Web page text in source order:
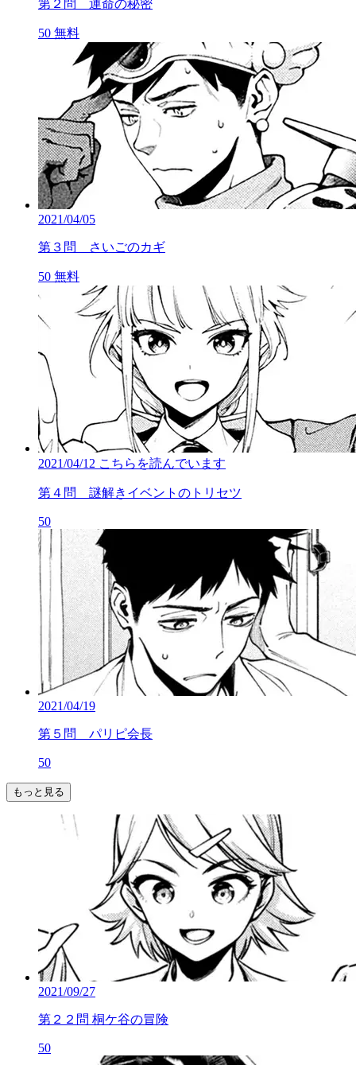
第２問 運命の秘密
50 無料
2021/04/05
第３問 さいごのカギ
50 無料
2021/04/12 こちらを読んでいます
第４問 謎解きイベントのトリセツ
50
2021/04/19
第５問 パリピ会長
50
もっと見る
2021/09/27
第２２問 桐ケ谷の冒険
50